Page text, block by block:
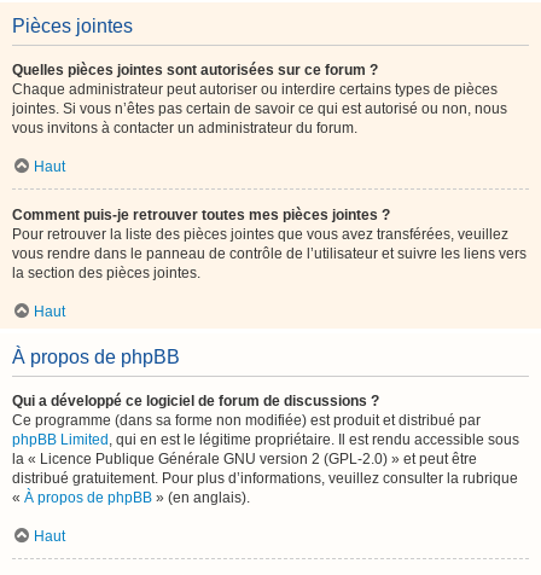
Pièces jointes
Quelles pièces jointes sont autorisées sur ce forum ?
Chaque administrateur peut autoriser ou interdire certains types de pièces
jointes. Si vous n’êtes pas certain de savoir ce qui est autorisé ou non, nous
vous invitons à contacter un administrateur du forum.
Haut
Comment puis-je retrouver toutes mes pièces jointes ?
Pour retrouver la liste des pièces jointes que vous avez transférées, veuillez
vous rendre dans le panneau de contrôle de l’utilisateur et suivre les liens vers
la section des pièces jointes.
Haut
À propos de phpBB
Qui a développé ce logiciel de forum de discussions ?
Ce programme (dans sa forme non modifiée) est produit et distribué par
phpBB Limited , qui en est le légitime propriétaire. Il est rendu accessible sous
la « Licence Publique Générale GNU version 2 (GPL-2.0) » et peut être
distribué gratuitement. Pour plus d’informations, veuillez consulter la rubrique
« À propos de phpBB » (en anglais).
Haut